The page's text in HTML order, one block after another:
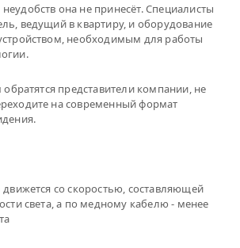
она не принесёт. Специалисты
ведущий в квартиру, и оборудование
необходимым для работы
обратятся представители компании, не
на современный формат
со скоростью, составляющей
света, а по медному кабелю - менее